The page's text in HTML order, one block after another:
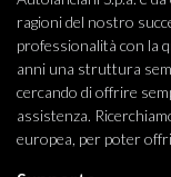
ragioni del nostro
professionalità con la
anni una struttura
cercando di offrire
assistenza.
europea, per poter